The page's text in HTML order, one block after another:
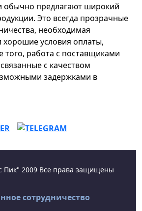
обычно предлагают широкий
Это всегда прозрачные
необходимая
хорошие условия оплаты,
того, работа с поставщиками
с качеством
задержками в
Пик" 2009 Все права защищены
сотрудничество